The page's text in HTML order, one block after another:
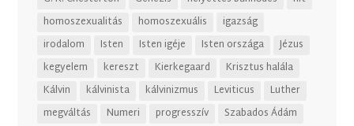
homoszexualitás
homoszexuális
igazság
irodalom
Isten Isten igéje Isten országa
Jézus
kegyelem
kereszt Kierkegaard
Krisztus halála
Kálvin
kálvinista kálvinizmus Leviticus
Luther
megváltás
Numeri progresszív Szabados Ádám